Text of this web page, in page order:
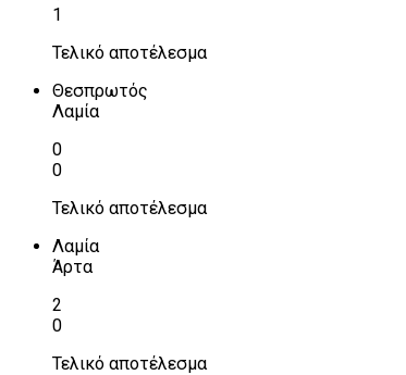
1
Τελικό αποτέλεσμα
Θεσπρωτός
Λαμία
0
0
Τελικό αποτέλεσμα
Λαμία
Άρτα
2
0
Τελικό αποτέλεσμα